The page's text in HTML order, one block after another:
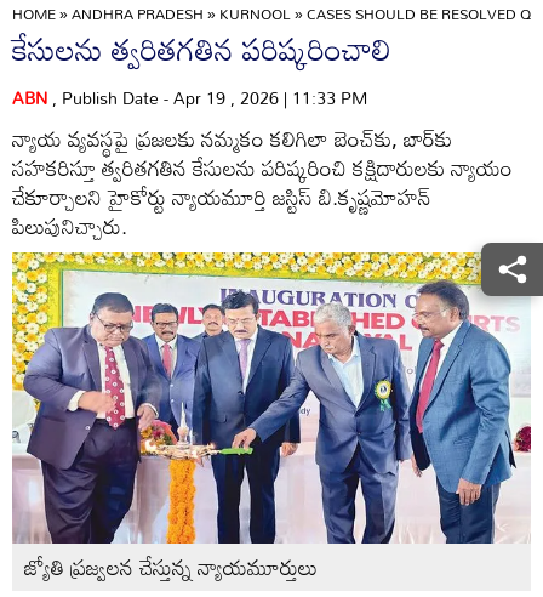
HOME»ANDHRA PRADESH»KURNOOL»CASES SHOULD BE RESOLVED
కేసులను త్వరితగతిన పరిష్కరించాలి
ABN, Publish Date - Apr 19 , 2026 | 11:33 PM
న్యాయ వ్యవస్థపై ప్రజలకు నమ్మకం కలిగిలా బెంచ్‌కు, బార్‌కు
సహకరిస్తూ త్వరితగతిన కేసులను పరిష్కరించి కక్షిదారులకు న్యాయం
చేకూర్చాలని హైకోర్టు న్యాయమూర్తి జస్టిస్‌ బి.కృష్ణమోహన్‌
పిలుపునిచ్చారు.
జ్యోతి ప్రజ్వలన చేస్తున్న న్యాయమూర్తులు